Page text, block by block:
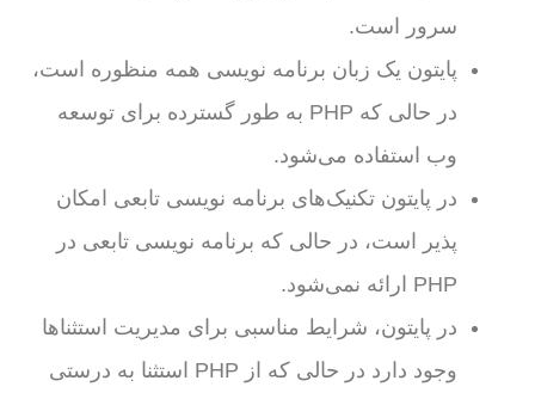
سرور است.
پایتون یک زبان برنامه نویسی همه منظوره است،
در حالی که PHP به طور گسترده برای توسعه
وب استفاده می‌شود.
در پایتون تکنیک‌های برنامه نویسی تابعی امکان
پذیر است، در حالی که برنامه نویسی تابعی در
PHP ارائه نمی‌شود.
در پایتون، شرایط مناسبی برای مدیریت استثناها
وجود دارد در حالی که از PHP استثنا به درستی